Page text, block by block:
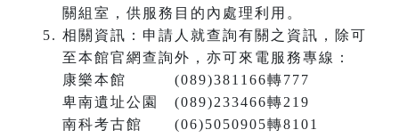
關組室，供服務目的內處理利用。
相關資訊：申請人就查詢有關之資訊，除可
至本館官網查詢外，亦可來電服務專線：
康樂本館 (089)381166轉777
卑南遺址公園 (089)233466轉219
南科考古館 (06)5050905轉8101